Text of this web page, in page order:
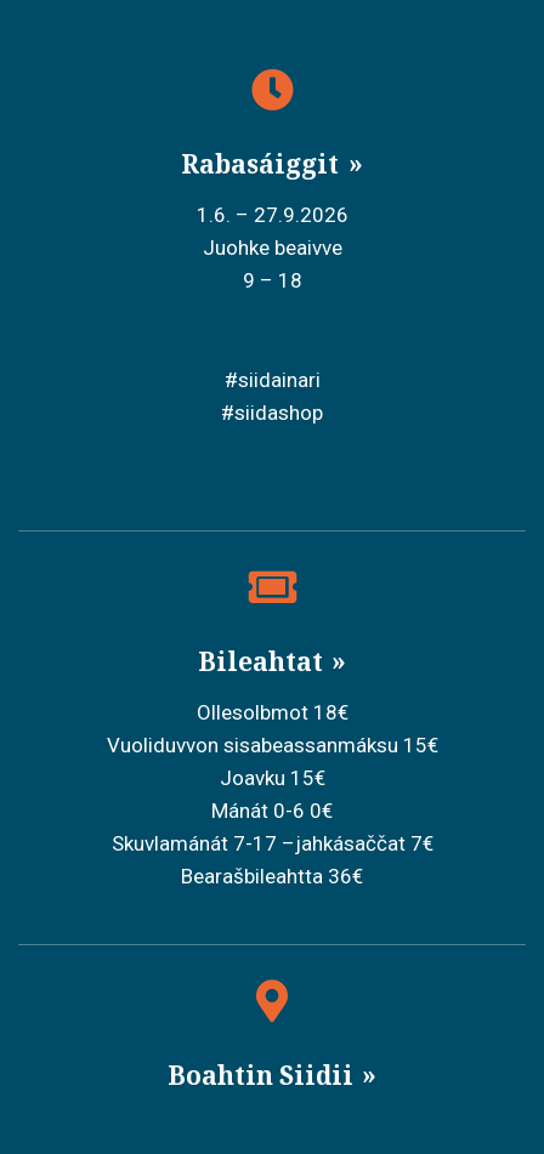
Rabasáiggit
1.6. – 27.9.2026
Juohke beaivve
9 – 18
#siidainari
#siidashop
Bileahtat
Ollesolbmot 18€
Vuoliduvvon sisabeassanmáksu 15€
Joavku 15€
Mánát 0-6 0€
Skuvlamánát 7-17 –jahkásaččat 7€
Bearašbileahtta 36€
Boahtin Siidii